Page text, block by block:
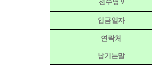
선수명 9
입금일자
연락처
남기는말